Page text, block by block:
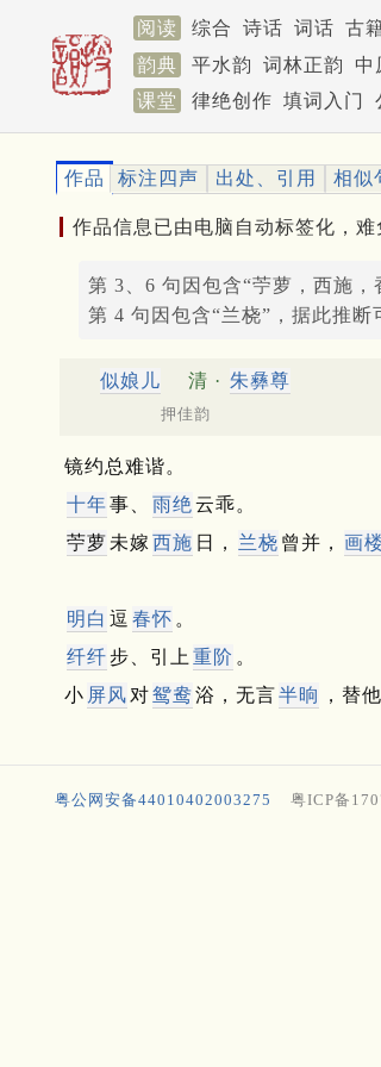
阅读 综合 诗话 词话 古
韵典
平水韵 词林正韵 中
课堂
律绝创作 填词入门
作品 标注四声 出处、引用 相似
作品信息已由电脑自动标签化，难
第 3、6 句因包含“苧萝，西施，
第 4 句因包含“兰桡”，据此推断
似娘儿 清 · 朱彝尊
押佳韵
镜约总难谐。
十年事、 雨绝云乖。
苧萝 未嫁 西施 日， 兰桡 曾并， 画楼
明白 逗 春怀 。
纤纤步、引上 重阶 。
小 屏风 对鸳鸯浴，无言半晌 ，替
粤公网安备44010402003275 粤ICP备